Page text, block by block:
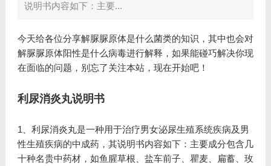
说明书内容如下：主要...
今天给各位分享解脲脲原体是什么菌类的知识，其中也会对
解脲脲原体阳性是什么病毒进行解释，如果能碰巧解决你现
在面临的问题，别忘了关注本站，现在开始吧！
利尿消炎丸说明书
1、利尿消炎丸是一种用于治疗男女泌尿生殖系统疾病及男
性生殖疾病的中成药，其说明书内容如下：主要成分包含几
十种名贵中药材，如鱼腥草根、盐车前子、瞿麦、扁蓄、玫